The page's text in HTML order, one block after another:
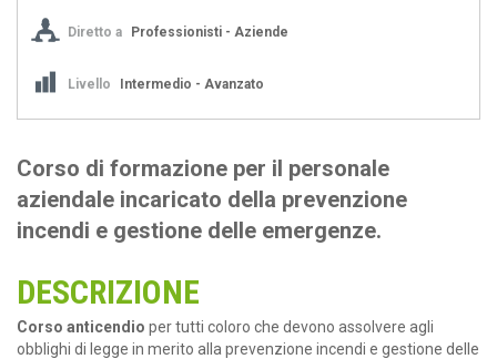
Diretto a Professionisti - Aziende
Livello Intermedio - Avanzato
Corso di formazione per il personale
aziendale incaricato della prevenzione
incendi e gestione delle emergenze.
DESCRIZIONE
Corso anticendio per tutti coloro che devono assolvere agli
obblighi di legge in merito alla prevenzione incendi e gestione delle